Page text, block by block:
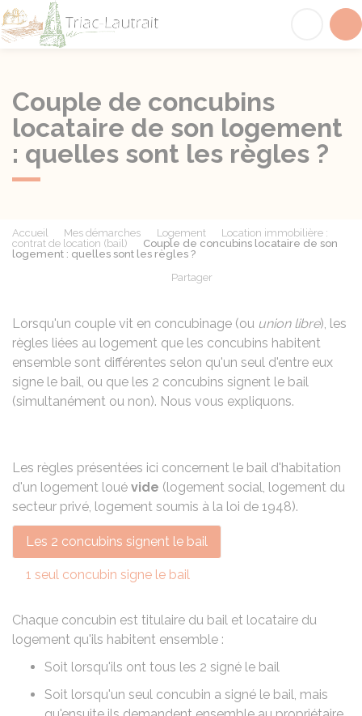
Couple de concubins
locataire de son logement
: quelles sont les règles ?
Accueil Mes démarches Logement
Location immobilière :
contrat de location (bail)
Couple de concubins locataire de son
logement : quelles sont les règles ?
Partager
Lorsqu'un couple vit en concubinage (ou union libre), les
règles liées au logement que les concubins habitent
ensemble sont différentes selon qu'un seul d'entre eux
signe le bail, ou que les 2 concubins signent le bail
(simultanément ou non). Nous vous expliquons.
Les règles présentées ici concernent le bail d'habitation
d'un logement loué vide (logement social, logement du
secteur privé, logement soumis à la loi de 1948).
Les 2 concubins signent le bail
1 seul concubin signe le bail
Chaque concubin est titulaire du bail et locataire du
logement qu'ils habitent ensemble :
Soit lorsqu'ils ont tous les 2 signé le bail
Soit lorsqu'un seul concubin a signé le bail, mais